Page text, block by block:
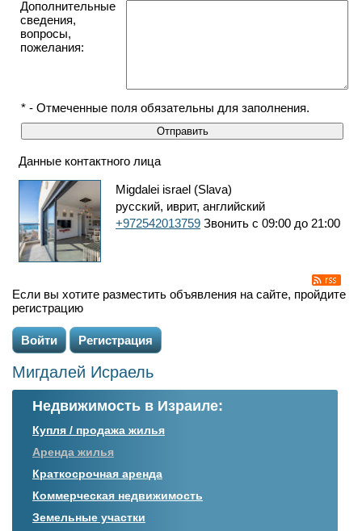
Дополнительные
сведения,
вопросы,
пожелания:
* - Отмеченные поля обязательны для заполнения.
Данные контактного лица
Migdalei israel (Slava)
русский, иврит, английский
+972542013759 Звонить с 09:00 до 21:00
Если вы хотите разместить объявления на сайте, пройдите
регистрацию
Войти Регистрация
Мигдалей Исраель
Недвижимость в Израиле:
Купля / продажа жилья
Аренда жилья
Краткосрочная аренда
Коммерческая недвижимость
Земельные участки